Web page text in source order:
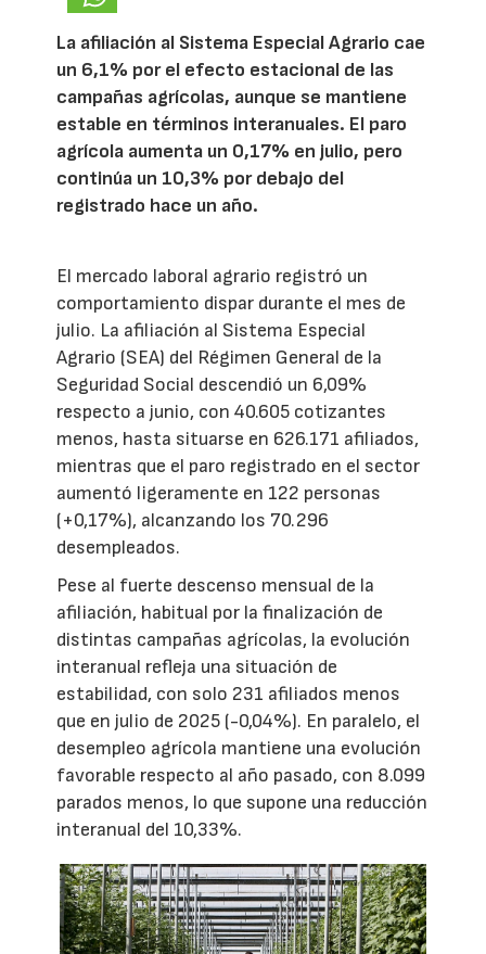
La afiliación al Sistema Especial Agrario cae
un 6,1% por el efecto estacional de las
campañas agrícolas, aunque se mantiene
estable en términos interanuales. El paro
agrícola aumenta un 0,17% en julio, pero
continúa un 10,3% por debajo del
registrado hace un año.
El mercado laboral agrario registró un
comportamiento dispar durante el mes de
julio. La afiliación al Sistema Especial
Agrario (SEA) del Régimen General de la
Seguridad Social descendió un 6,09%
respecto a junio, con 40.605 cotizantes
menos, hasta situarse en 626.171 afiliados,
mientras que el paro registrado en el sector
aumentó ligeramente en 122 personas
(+0,17%), alcanzando los 70.296
desempleados.
Pese al fuerte descenso mensual de la
afiliación, habitual por la finalización de
distintas campañas agrícolas, la evolución
interanual refleja una situación de
estabilidad, con solo 231 afiliados menos
que en julio de 2025 (-0,04%). En paralelo, el
desempleo agrícola mantiene una evolución
favorable respecto al año pasado, con 8.099
parados menos, lo que supone una reducción
interanual del 10,33%.